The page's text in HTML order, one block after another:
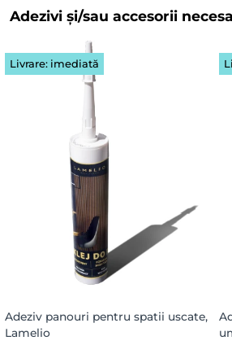
Adezivi și/sau accesorii
Livrare: imediată
Adeziv panouri pentru spatii uscate,
Lamelio